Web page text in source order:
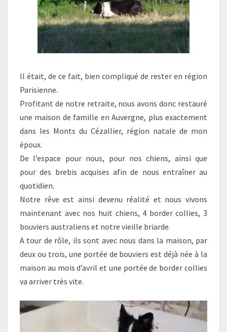
Il était, de ce fait, bien compliqué de rester en région
Parisienne.
Profitant de notre retraite, nous avons donc restauré
une maison de famille en Auvergne, plus exactement
dans les Monts du Cézallier, région natale de mon
époux.
De l’espace pour nous, pour nos chiens, ainsi que
pour des brebis acquises afin de nous entraîner au
quotidien.
Notre rêve est ainsi devenu réalité et nous vivons
maintenant avec nos huit chiens, 4 border collies, 3
bouviers australiens et notre vieille briarde.
A tour de rôle, ils sont avec nous dans la maison, par
deux ou trois, une portée de bouviers est déjà née à la
maison au mois d’avril et une portée de border collies
va arriver très vite.